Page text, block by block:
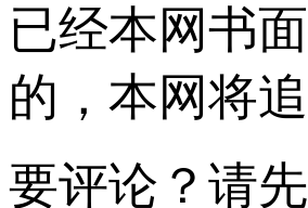
已经本网书
的，本网将
要评论？请先